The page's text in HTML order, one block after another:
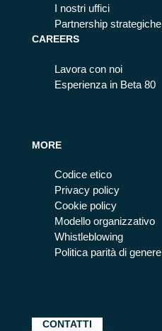
I nostri uffici
Partnership strategiche
CAREERS
Lavora con noi
Esperienza in Beta 80
MORE
Codice etico
Privacy policy
Cookie policy
Modello organizzativo
Whistleblowing
Politica parità di genere
CONTATTI